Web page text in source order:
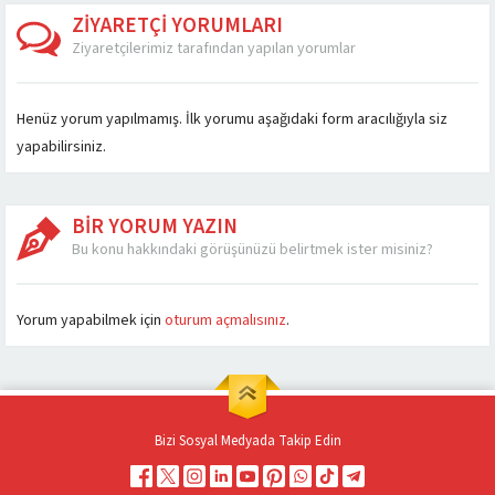
ZİYARETÇİ YORUMLARI
Ziyaretçilerimiz tarafından yapılan yorumlar
Henüz yorum yapılmamış. İlk yorumu aşağıdaki form aracılığıyla siz
yapabilirsiniz.
BİR YORUM YAZIN
Bu konu hakkındaki görüşünüzü belirtmek ister misiniz?
Yorum yapabilmek için oturum açmalısınız.
Bizi Sosyal Medyada Takip Edin
Cevap Yaz